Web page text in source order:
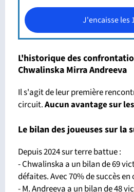
J'encaisse les
L'historique des
Chwalinska Mirra Andreeva
Il s'agit de leur première
circuit.Aucun avantage sur
Le bilan des joueuses sur la
Depuis 2024 sur terre battue :
- Chwalinska a un bilan de 69
défaites. Avec 70% de succès
- M. Andreeva a un bilan de 48